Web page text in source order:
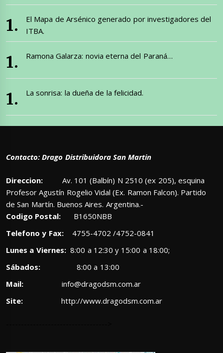
El Mapa de Arsénico generado por investigadores del
ITBA.
Ramona Galarza: novia eterna del Paraná…
La sonrisa: la dueña de la felicidad.
Contacto: Drago Distribuidora San Martin
Direccion: Av. 101 (Balbín) N 2510 (ex 205), esquina
Profesor Agustín Rogelio Vidal (Ex. Ramon Falcon). Partido
de San Martín. Buenos Aires. Argentina.-
Codigo Postal: B1650NBB
Telefono y Fax:4755-4702 /4752-0841
Lunes a Viernes:8:00 a 12:30 y 15:00 a 18:00;
Sábados: 8:00 a 13:00
Mail:
info@dragodsm.com.ar
Site:
http://www.dragodsm.com.ar